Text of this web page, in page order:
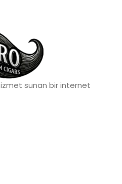
meyvemsi tatlılık
Menşei:Dominik Cumhuriyeti
sunan bir internet